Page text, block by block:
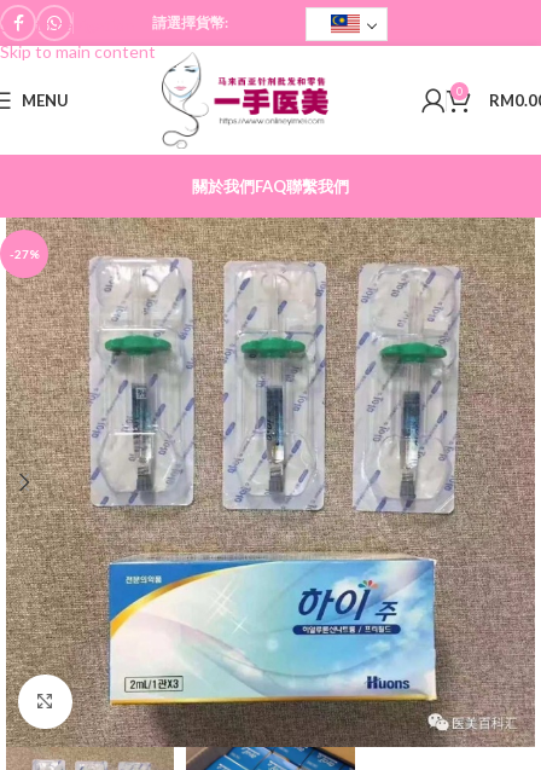
Skip to navigation
Skip to main content
請選擇貨幣:
MENU 0 RM
關於我們FAQ聯繫我們
-27%
Click to enlarge